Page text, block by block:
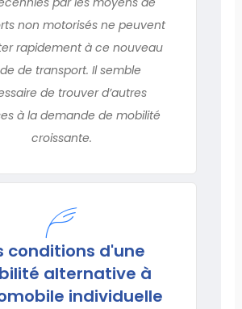
non motorisés ne peuvent
rapidement à ce nouveau
de transport. Il semble
de trouver d’autres
à la demande de mobilité
croissante.
conditions d'une
alternative à
individuelle